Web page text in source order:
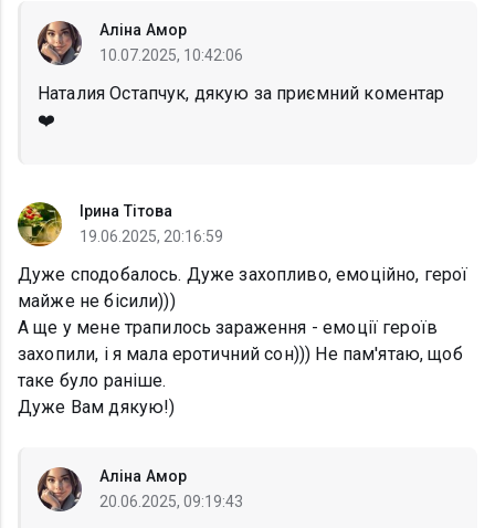
Аліна Амор
10.07.2025, 10:42:06
Наталия Остапчук, дякую за приємний коментар
❤️
Ірина Тітова
19.06.2025, 20:16:59
Дуже сподобалось. Дуже захопливо, емоційно, герої
майже не бісили)))
А ще у мене трапилось зараження - емоції героїв
захопили, і я мала еротичний сон))) Не пам'ятаю, щоб
таке було раніше.
Дуже Вам дякую!)
Аліна Амор
20.06.2025, 09:19:43